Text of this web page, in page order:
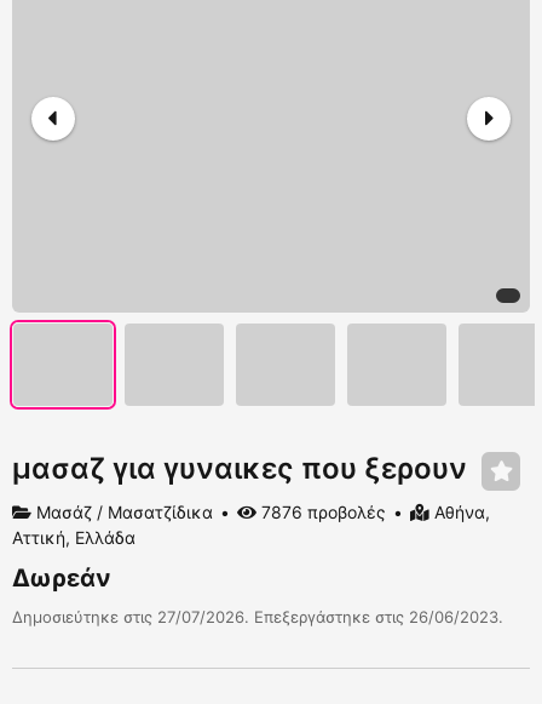
μασαζ για γυναικες που ξερουν
Μασάζ / Μασατζίδικα 7876 προβολές
Αθήνα,
Αττική, Ελλάδα
Δωρεάν
Δημοσιεύτηκε στις 27/07/2026. Επεξεργάστηκε στις 26/06/2023.